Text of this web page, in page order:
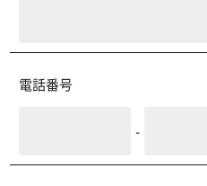
電話番号
-